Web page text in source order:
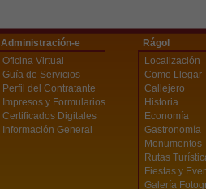
Administración-e
Oficina Virtual
Guía de Servicios
Perfil del Contratante
Impresos y Formularios
Certificados Digitales
Información General
Rágol
Localización
Como Llegar
Callejero
Historia
Economía
Gastronomía
Monumentos
Rutas
Fiestas y
Galería